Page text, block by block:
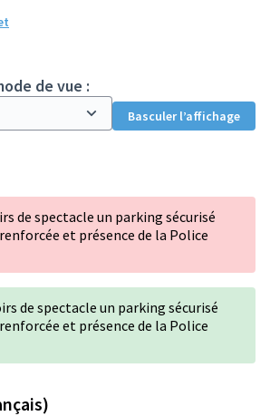
de vue :
Basculer l’affichage
de spectacle un parking sécurisé
et présence de la Police
de spectacle un parking sécurisé
et présence de la Police